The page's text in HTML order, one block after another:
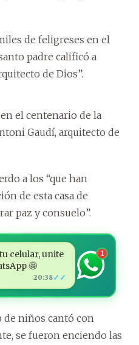
de feligreses en el
padre calificó a
de Dios”.
el centenario de la
Gaudí, arquitecto de
a los “que han
de esta casa de
paz y consuelo”.
celular, unite
🤩
20:38✓✓
1
de niños cantó con
se fueron enciendo las